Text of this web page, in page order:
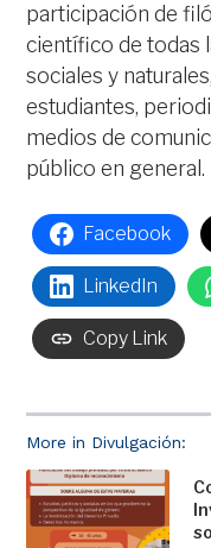
More in Divulgación:
participación de
científico de todas
sociales y
estudiantes,
medios de
público en general.
Facebook
LinkedIn
Copy Link